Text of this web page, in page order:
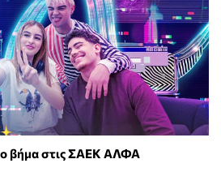
βήμα στις ΣΑΕΚ ΑΛΦΑ